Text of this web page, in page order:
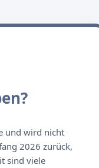
und wird nicht
2026 zurück,
sind viele